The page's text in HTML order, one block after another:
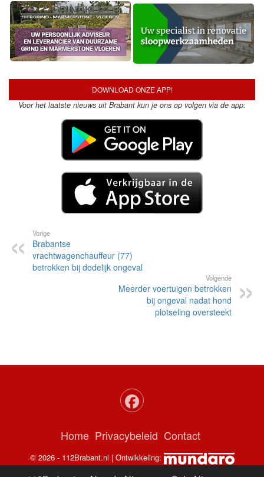
DOWNLOAD ONZE APP!
Voor het laatste nieuws uit Brabant kun je ons op volgen via de app:
Vorige
Brabantse
vrachtwagenchauffeur (77)
betrokken bij dodelijk ongeval
Volgende
Meerder voertuigen betrokken
bij ongeval nadat hond
plotseling oversteekt
Home Privacybeleid Contact
© 2026 - 112Brabant.nl | Ontwikkeling: